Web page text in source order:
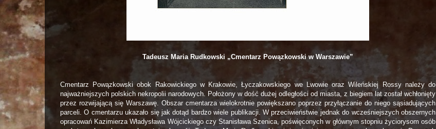
Tadeusz Maria Rudkowski „Cmentarz Powązkowski w Warszawie”
Cmentarz Powązkowski obok Rakowickiego w Krakowie, Łyczakowskiego we Lwowie oraz Wileńskiej Rossy należy do
najważniejszych polskich nekropolii narodowych. Położony w dość dużej odległości od miasta, z biegiem lat został wchłonięty
przez rozwijającą się Warszawę. Obszar cmentarza wielokrotnie powiększano poprzez przyłączanie do niego sąsiadujących
parceli. O cmentarzu ukazało się jak dotąd bardzo wiele publikacji. W przeciwieństwie jednak do wcześniejszych obszernych
opracowań Kazimierza Władysława Wójcickiego czy Stanisława Szenica, poświęconych w głównym stopniu życiorysom osób